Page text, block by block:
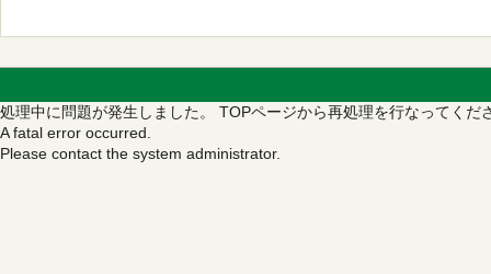
処理中に問題が発生しました。 TOPページから再処理を行なってくだ
A fatal error occurred.
Please contact the system administrator.